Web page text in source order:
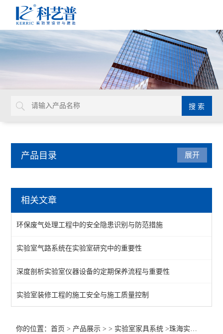
产品目录
实验台
通风柜
实验室高柜
查看全部 >>
展开
相关文章
环保废气处理工程中的安全隐患识别与防范措施
实验室气路系统在实验室研究中的重要性
深度剖析实验室仪器设备的定期保养流程与重要性
实验室装修工程的施工安全与施工质量控制
你的位置：首页 > 产品展示 > > 实验室家具系统 >珠海实验室器皿柜